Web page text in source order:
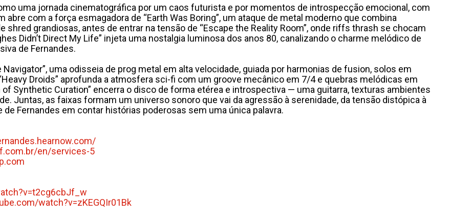
uma jornada cinematográfica por um caos futurista e por momentos de introspecção emocional, com
abre com a força esmagadora de “Earth Was Boring”, um ataque de metal moderno que combina
grandiosas, antes de entrar na tensão de “Escape the Reality Room”, onde riffs thrash se chocam
Didn’t Direct My Life” injeta uma nostalgia luminosa dos anos 80, canalizando o charme melódico de
de Fernandes.
uma odisseia de prog metal em alta velocidade, guiada por harmonias de fusion, solos em
Droids” aprofunda a atmosfera sci-fi com um groove mecânico em 7/4 e quebras melódicas em
Synthetic Curation” encerra o disco de forma etérea e introspectiva — uma guitarra, texturas ambientes
Juntas, as faixas formam um universo sonoro que vai da agressão à serenidade, da tensão distópica à
Fernandes em contar histórias poderosas sem uma única palavra.
hearnow.com/
en/services-5
v=t2cg6cbJf_w
watch?v=zKEGQIr01Bk